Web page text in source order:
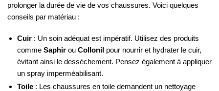
prolonger la durée de vie de vos chaussures. Voici quelques
conseils par matériau :
Cuir : Un soin adéquat est impératif. Utilisez des produits
comme Saphir ou Collonil pour nourrir et hydrater le cuir,
évitant ainsi le dessèchement. Pensez également à appliquer
un spray imperméabilisant.
Toile : Les chaussures en toile demandent un nettoyage